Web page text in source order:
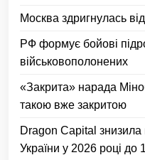
Москва здригнулась
РФ формує бойові
військовополонених
«Закрита» нарада
такою вже закритою
Dragon Capital
України у 2026 році до